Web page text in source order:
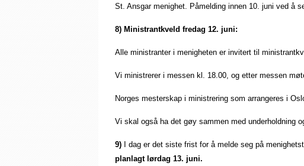
St. Ansgar menighet. Påmelding innen 10. juni ved å
8) Ministrantkveld fredag 12. juni:
Alle ministranter i menigheten er invitert til
Vi ministrerer i messen kl. 18.00, og etter messen
Norges mesterskap i ministrering som arrangeres i
Vi skal også ha det gøy sammen med underholdning
9) I dag er det siste frist for å melde seg på
planlagt lørdag 13. juni.